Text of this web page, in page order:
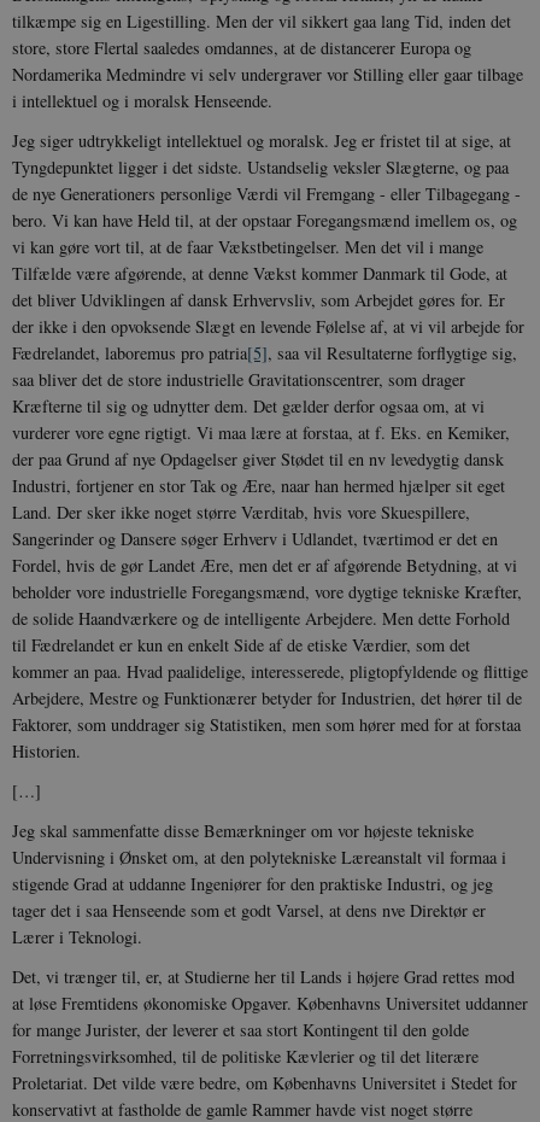
tilkæmpe sig en Ligestilling. Men der vil sikkert gaa lang Tid, inden det
store, store Flertal saaledes omdannes, at de distancerer Europa og
Nordamerika Medmindre vi selv undergraver vor Stilling eller gaar tilbage
i intellektuel og i moralsk Henseende.
Jeg siger udtrykkeligt intellektuel og moralsk. Jeg er fristet til at sige, at
Tyngdepunktet ligger i det sidste. Ustandselig veksler Slægterne, og paa
de nye Generationers personlige Værdi vil Fremgang - eller Tilbagegang -
bero. Vi kan have Held til, at der opstaar Foregangsmænd imellem os, og
vi kan gøre vort til, at de faar Vækstbetingelser. Men det vil i mange
Tilfælde være afgørende, at denne Vækst kommer Danmark til Gode, at
det bliver Udviklingen af dansk Erhvervsliv, som Arbejdet gøres for. Er
der ikke i den opvoksende Slægt en levende Følelse af, at vi vil arbejde for
Fædrelandet, laboremus pro patria[5], saa vil Resultaterne forflygtige sig,
saa bliver det de store industrielle Gravitationscentrer, som drager
Kræfterne til sig og udnytter dem. Det gælder derfor ogsaa om, at vi
vurderer vore egne rigtigt. Vi maa lære at forstaa, at f. Eks. en Kemiker,
der paa Grund af nye Opdagelser giver Stødet til en nv levedygtig dansk
Industri, fortjener en stor Tak og Ære, naar han hermed hjælper sit eget
Land. Der sker ikke noget større Værditab, hvis vore Skuespillere,
Sangerinder og Dansere søger Erhverv i Udlandet, tværtimod er det en
Fordel, hvis de gør Landet Ære, men det er af afgørende Betydning, at vi
beholder vore industrielle Foregangsmænd, vore dygtige tekniske Kræfter,
de solide Haandværkere og de intelligente Arbejdere. Men dette Forhold
til Fædrelandet er kun en enkelt Side af de etiske Værdier, som det
kommer an paa. Hvad paalidelige, interesserede, pligtopfyldende og flittige
Arbejdere, Mestre og Funktionærer betyder for Industrien, det hører til de
Faktorer, som unddrager sig Statistiken, men som hører med for at forstaa
Historien.
[…]
Jeg skal sammenfatte disse Bemærkninger om vor højeste tekniske
Undervisning i Ønsket om, at den polytekniske Læreanstalt vil formaa i
stigende Grad at uddanne Ingeniører for den praktiske Industri, og jeg
tager det i saa Henseende som et godt Varsel, at dens nve Direktør er
Lærer i Teknologi.
Det, vi trænger til, er, at Studierne her til Lands i højere Grad rettes mod
at løse Fremtidens økonomiske Opgaver. Københavns Universitet uddanner
for mange Jurister, der leverer et saa stort Kontingent til den golde
Forretningsvirksomhed, til de politiske Kævlerier og til det literære
Proletariat. Det vilde være bedre, om Kø­benhavns Universitet i Stedet for
konservativt at fastholde de gamle Rammer havde vist noget større
hjemmesiden brugbar ved at aktivere nogle
grundlæggende funktioner som navigation mm.
Hjemmesiden kan ikke fungerer uden disse
cookies.
be_typo_user
TYPO3 Association
.danmarkshistorien.dk
Session
sp_t
Spotify Inc.
.spotify.com
1 år
sp_landing
Spotify Inc.
.spotify.com
1 dag
JSESSIONID
Oracle Corporation
.nr-data.net
danmarkshistorien.dk